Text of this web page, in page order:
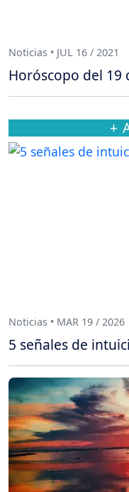
Noticias • JUL 16 / 2021
Horóscopo del 19
+
Noticias • MAR 19 / 2026
5 señales de